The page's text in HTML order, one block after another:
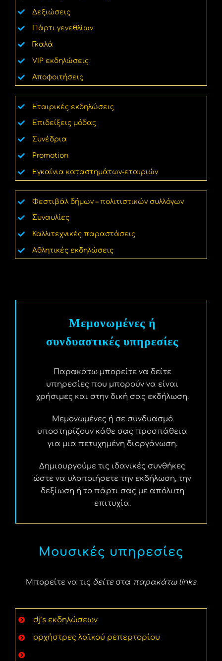
Δεξιώσεις
Πάρτι γενεθλίων
Γκαλά
VIP εκδηλώσεις
Αποφοιτήσεις
Εταιρικές εκδηλώσεις
Επιδείξεις μόδας
Συνέδρια
Promotion
Εγκαίνια καταστημάτων-εταιριών
Φεστιβάλ δήμων – πολιτιστικών συλλόγων
Συναυλίες
Καλλιτεχνικές παραστάσεις
Αθλητικές εκδηλώσεις
Μεμονωμένες ή
συνδυαστικές υπηρεσίες
Παρακάτω μπορείτε να δείτε
υπηρεσίες που μπορούν να είναι
χρήσιμες και στην δική σας εκδήλωση.
Μεμονωμένες ή σε συνδυασμό
υποστηρίζουν κάθε σας προσπάθεια
για μια πετυχημένη διοργάνωση.
Δημιουργούμε τις ιδανικές συνθήκες
ώστε να υλοποιήσετε την εκδήλωση, την
δεξίωση ή το πάρτι σας με απόλυτη
επιτυχία.
Μουσικές υπηρεσίες
Μπορείτε να τις δείτεστα παρακάτω links
dj’s εκδηλώσεων
ορχήστρες λαϊκού ρεπερτορίου